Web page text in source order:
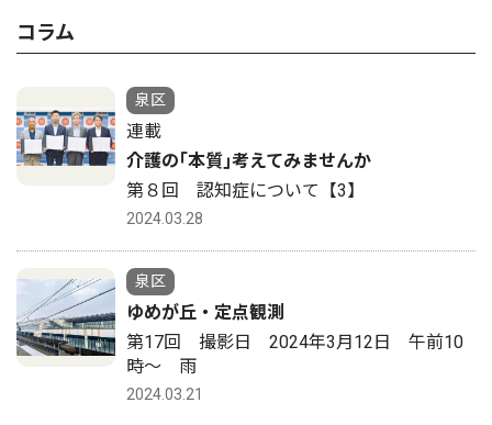
コラム
泉区
連載
介護の｢本質｣考えてみませんか
第８回 認知症について【3】
2024.03.28
泉区
ゆめが丘・定点観測
第17回 撮影日 2024年3月12日 午前10
時〜 雨
2024.03.21